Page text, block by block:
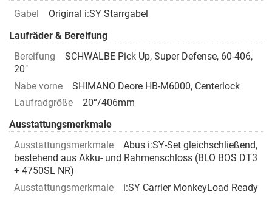
Gabel
Original i:SY Starrgabel
Laufräder & Bereifung
Bereifung
SCHWALBE Pick Up, Super Defense, 60-406,
20"
Nabe vorne
SHIMANO Deore HB-M6000, Centerlock
Laufradgröße
20“/406mm
Ausstattungsmerkmale
Ausstattungsmerkmale
Abus i:SY-Set gleichschließend,
bestehend aus Akku- und Rahmenschloss (BLO BOS DT3
+ 4750SL NR)
Ausstattungsmerkmale
i:SY Carrier MonkeyLoad Ready